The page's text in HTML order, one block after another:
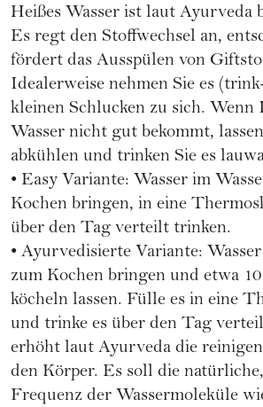
Heißes Wasser ist laut Ayurveda
Es regt den Stoffwechsel an,
fördert das Ausspülen von
Idealerweise nehmen Sie es
kleinen Schlucken zu sich. Wenn
Wasser nicht gut bekommt,
abkühlen und trinken Sie es
• Easy Variante: Wasser im
Kochen bringen, in eine
über den Tag verteilt trinken.
• Ayurvedisierte Variante:
zum Kochen bringen und etwa
köcheln lassen. Fülle es in eine
und trinke es über den Tag
erhöht laut Ayurveda die
den Körper. Es soll die
Frequenz der Wassermoleküle